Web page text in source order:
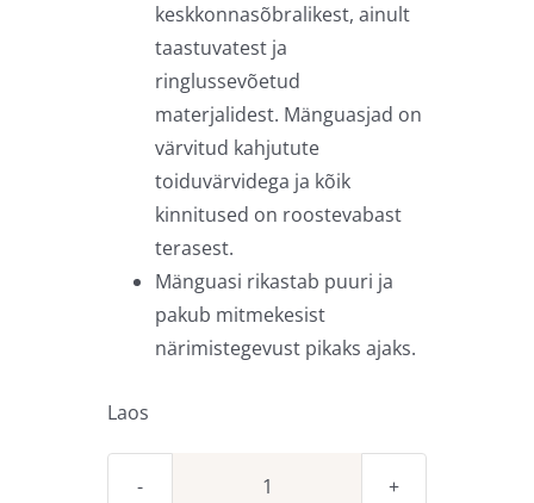
keskkonnasõbralikest, ainult
taastuvatest ja
ringlussevõetud
materjalidest. Mänguasjad on
värvitud kahjutute
toiduvärvidega ja kõik
kinnitused on roostevabast
terasest.
Mänguasi rikastab puuri ja
pakub mitmekesist
närimistegevust pikaks ajaks.
Laos